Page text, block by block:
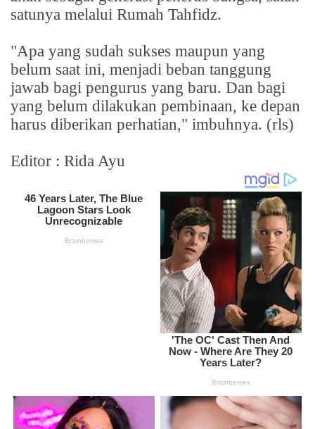
satunya melalui Rumah Tahfidz.
"Apa yang sudah sukses maupun yang
belum saat ini, menjadi beban tanggung
jawab bagi pengurus yang baru. Dan bagi
yang belum dilakukan pembinaan, ke depan
harus diberikan perhatian," imbuhnya. (rls)
Editor : Rida Ayu